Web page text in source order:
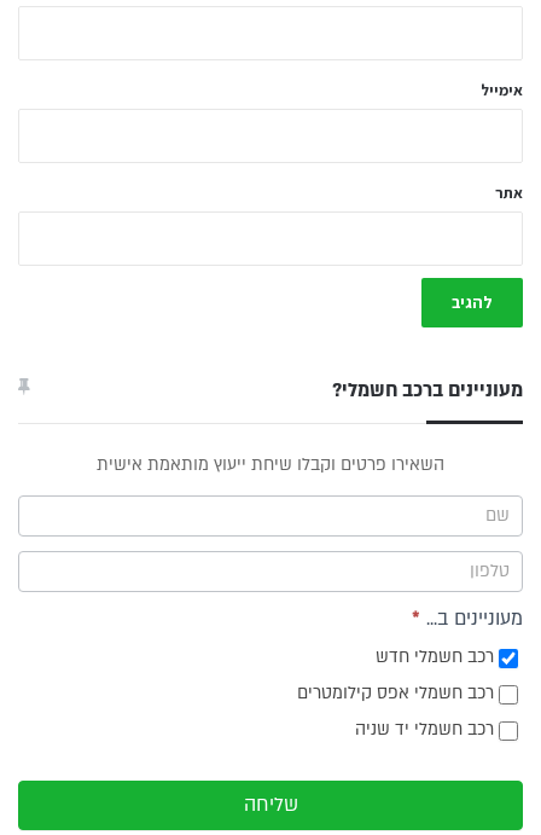
אימייל
אתר
מעוניינים ברכב חשמלי?
תפריט
צד
השאירו פרטים וקבלו שיחת ייעוץ מותאמת אישית
מעוניינים ב... *
רכב חשמלי חדש
רכב חשמלי אפס קילומטרים
רכב חשמלי יד שניה
שליחה